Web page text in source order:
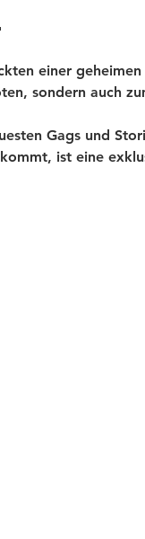
einer
sondern auch
Gags und
ist eine